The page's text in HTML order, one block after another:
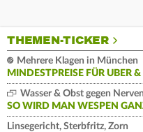
THEMEN-TICKER
Mehrere Klagen in München
MINDESTPREISE FÜR UBER
Wasser & Obst gegen
SO WIRD MAN WESPEN
Linsegericht, Sterbfritz, Zorn